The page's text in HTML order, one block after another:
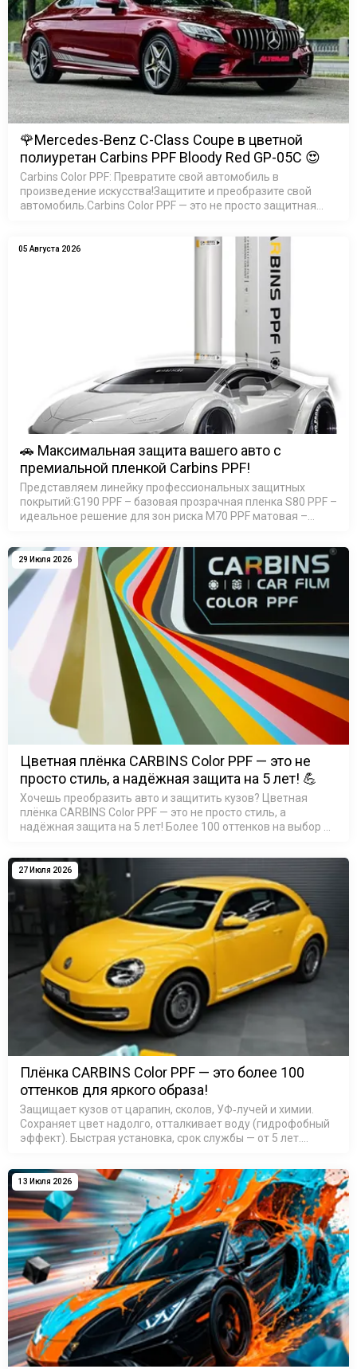
🌹Mercedes-Benz C-Class Coupe в цветной
полиуретан Carbins PPF Bloody Red GP-05C 😍
Carbins Color PPF: Превратите свой автомобиль в
произведение искусства!Защитите и преобразите свой
автомобиль.Carbins Color PPF — это не просто защитная
05 Августа 2026
🚗 Максимальная защита вашего авто с
премиальной пленкой Carbins PPF!
Представляем линейку профессиональных защитных
покрытий:G190 PPF – базовая прозрачная пленка S80 PPF –
идеальное решение для зон риска M70 PPF матовая –
мик…
29 Июля 2026
Цветная плёнка CARBINS Color PPF — это не
просто стиль, а надёжная защита на 5 лет! 💪
Хочешь преобразить авто и защитить кузов? Цветная
плёнка CARBINS Color PPF — это не просто стиль, а
надёжная защита на 5 лет! Более 100 оттенков на выбор —
27 Июля 2026
Плёнка CARBINS Color PPF — это более 100
оттенков для яркого образа!
Защищает кузов от царапин, сколов, УФ‑лучей и химии.
Сохраняет цвет надолго, отталкивает воду (гидрофобный
эффект). Быстрая установка, срок службы — от 5 лет.
Подробн…
13 Июля 2026